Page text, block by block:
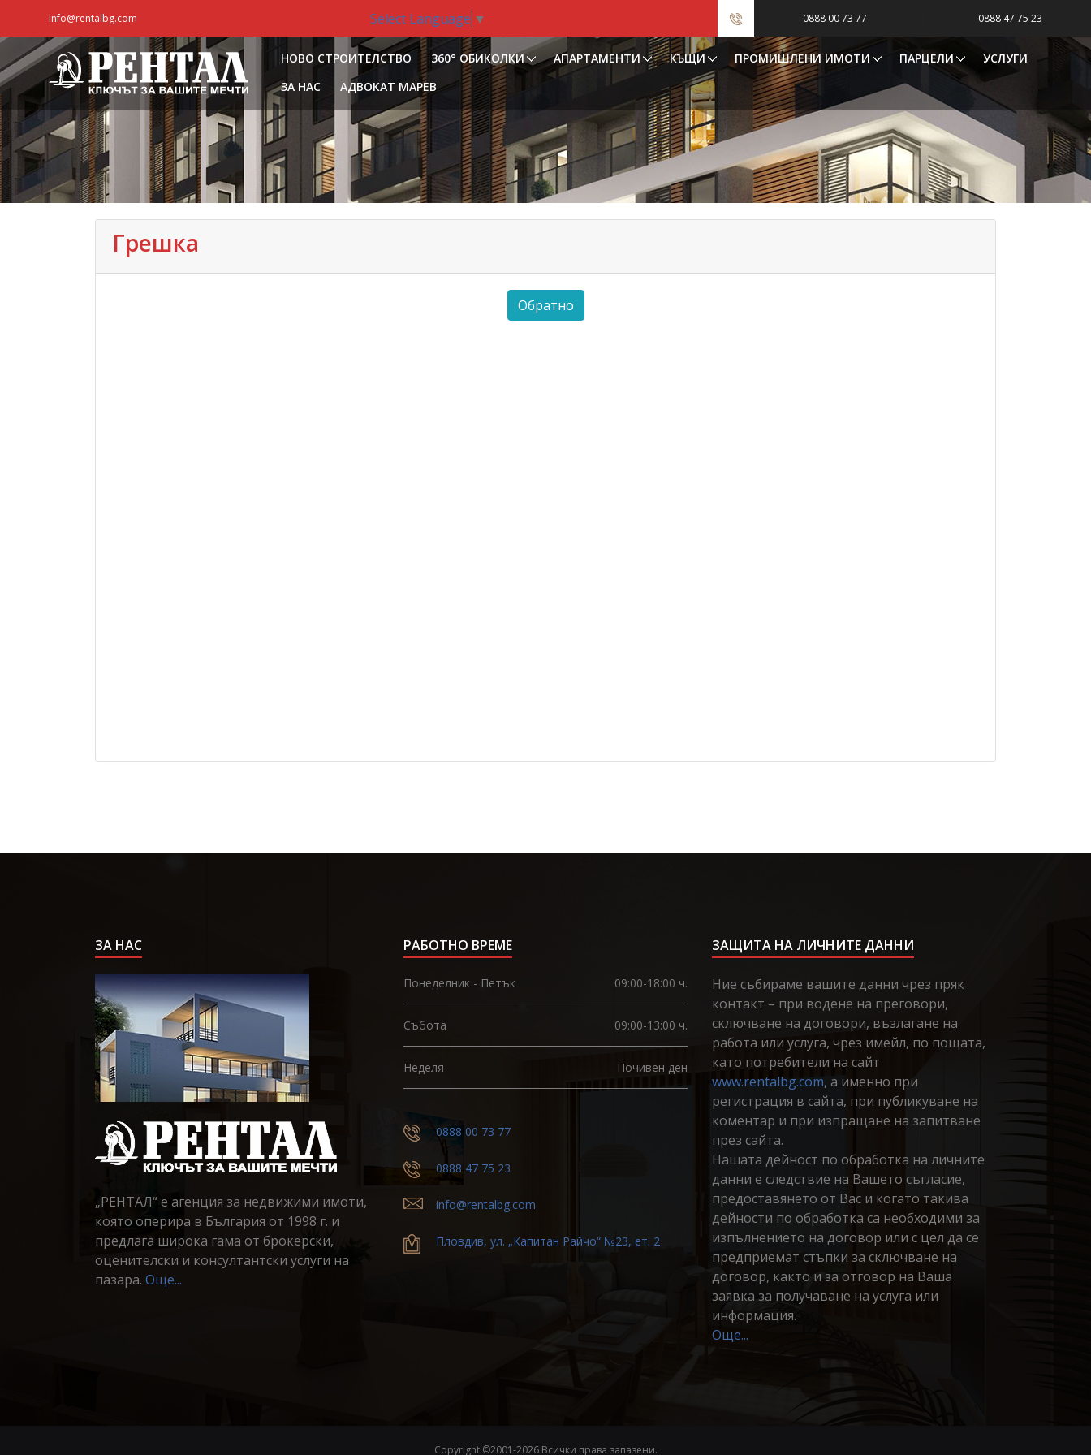
info@rentalbg.com Select Language ▼ 0888 00 73 77 0888 47 75 23
НОВО СТРОИТЕЛСТВО 360° ОБИКОЛКИ АПАРТАМЕНТИ КЪЩИ ПРОМИШЛЕНИ ИМОТИ ПАРЦЕЛИ
УСЛУГИ
ЗА НАС
АДВОКАТ МАРЕВ
Грешка
ЗА НАС
„РЕНТАЛ“ е агенция за недвижими имоти,
която оперира в България от 1998 г. и
предлага широка гама от брокерски,
оценителски и консултантски услуги на
пазара. Още...
РАБОТНО ВРЕМЕ
Понеделник - Петък 09:00-18:00 ч.
Събота 09:00-13:00 ч.
Неделя Почивен ден
0888 00 73 77
0888 47 75 23
info@rentalbg.com
Пловдив, ул. „Капитан Райчо“ №23, ет. 2
ЗАЩИТА НА ЛИЧНИТЕ ДАННИ
Ние събираме вашите данни чрез пряк
контакт – при водене на преговори,
сключване на договори, възлагане на
работа или услуга, чрез имейл, по пощата,
като потребители на сайт
www.rentalbg.com, а именно при
регистрация в сайта, при публикуване на
коментар и при изпращане на запитване
през сайта.
Нашата дейност по обработка на личните
данни е следствие на Вашето съгласие,
предоставянето от Вас и когато такива
дейности по обработка са необходими за
изпълнението на договор или с цел да се
предприемат стъпки за сключване на
договор, както и за отговор на Ваша
заявка за получаване на услуга или
информация.
Още...
Copyright ©2001-2026 Всички права запазени.